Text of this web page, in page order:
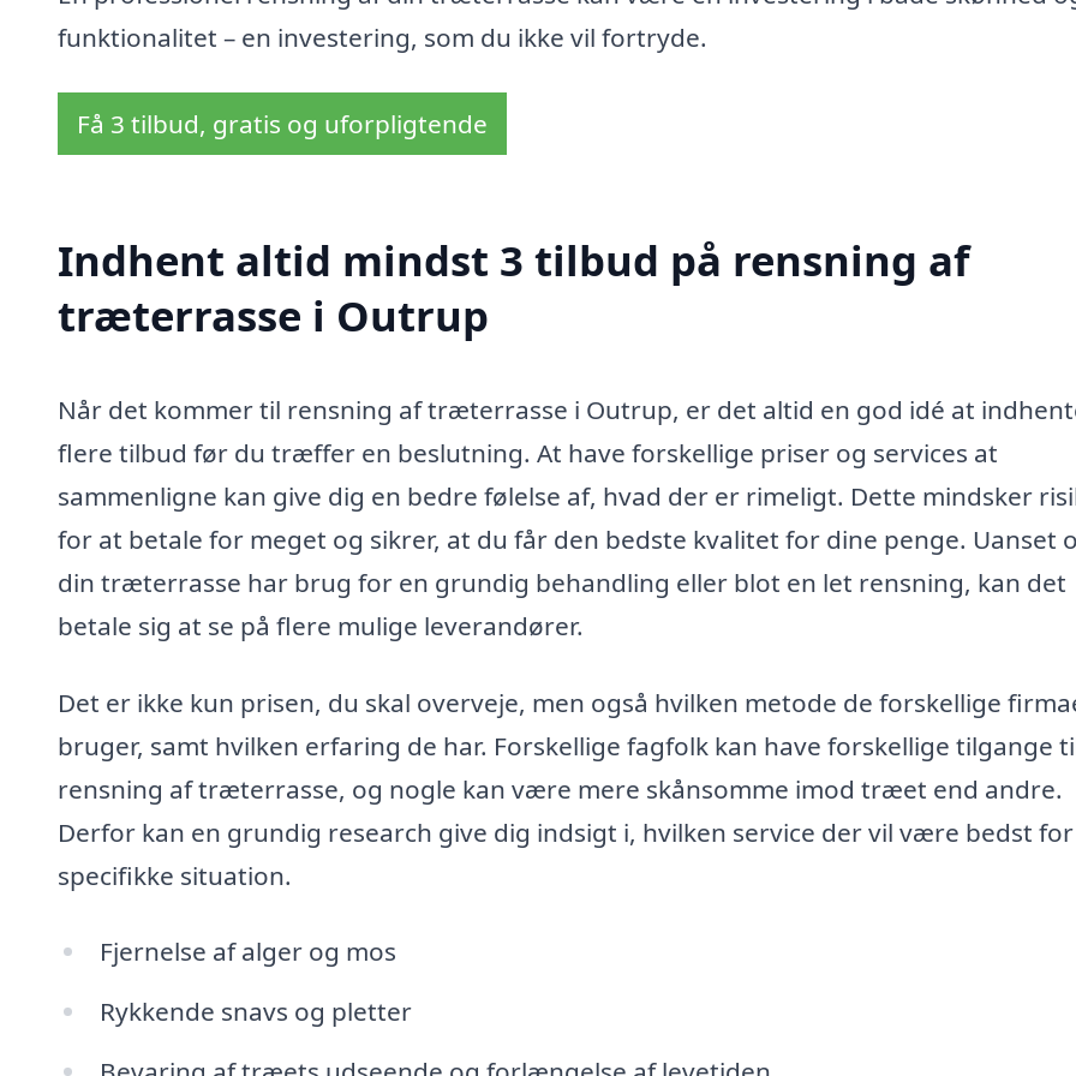
funktionalitet – en investering, som du ikke vil fortryde.
Få 3 tilbud, gratis og uforpligtende
Indhent altid mindst 3 tilbud på rensning af
træterrasse i Outrup
Når det kommer til rensning af træterrasse i Outrup, er det altid en god idé at
flere tilbud før du træffer en beslutning. At have forskellige priser og services at
sammenligne kan give dig en bedre følelse af, hvad der er rimeligt. Dette mindsker
for at betale for meget og sikrer, at du får den bedste kvalitet for dine penge. Uanset
din træterrasse har brug for en grundig behandling eller blot en let rensning, kan det
betale sig at se på flere mulige leverandører.
Det er ikke kun prisen, du skal overveje, men også hvilken metode de forskellige
bruger, samt hvilken erfaring de har. Forskellige fagfolk kan have forskellige tilgange
rensning af træterrasse, og nogle kan være mere skånsomme imod træet end andre.
Derfor kan en grundig research give dig indsigt i, hvilken service der vil være bedst
specifikke situation.
Fjernelse af alger og mos
Rykkende snavs og pletter